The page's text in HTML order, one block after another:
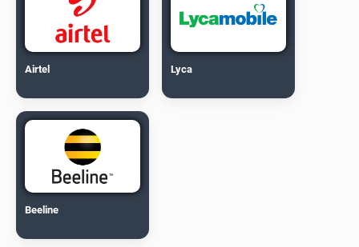
Airtel Lyca
Beeline